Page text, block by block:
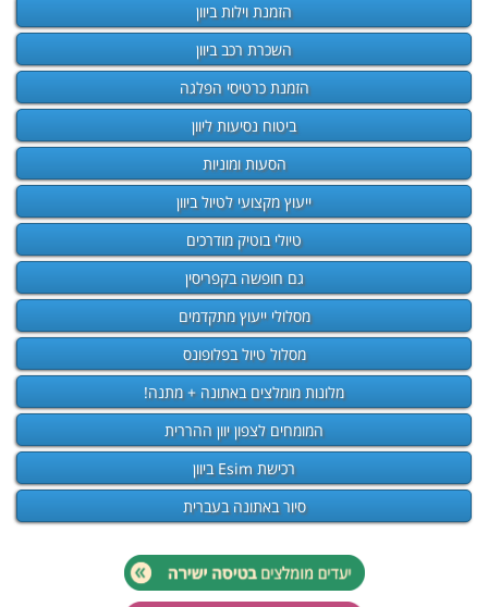
הזמנת וילות ביוון
השכרת רכב ביוון
הזמנת כרטיסי הפלגה
ביטוח נסיעות ליוון
הסעות ומוניות
ייעוץ מקצועי לטיול ביוון
טיולי בוטיק מודרכים
גם חופשה בקפריסין
מסלולי ייעוץ מתקדמים
מסלול טיול בפלופונס
מלונות מומלצים באתונה + מתנה!
המומחים לצפון יוון ההררית
רכישת Esim ביוון
סיור באתונה בעברית